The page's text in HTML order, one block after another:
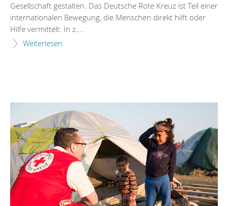
Gesellschaft gestalten. Das Deutsche Rote Kreuz ist Teil einer
internationalen Bewegung, die Menschen direkt hilft oder
Hilfe vermittelt: In z....
Weiterlesen